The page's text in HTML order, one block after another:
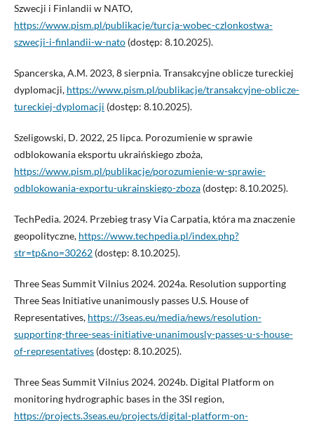
Szwecji i Finlandii w NATO,
https://www.pism.pl/publikacje/turcja-wobec-czlonkostwa-
szwecji-i-finlandii-w-nato(dostęp: 8.10.2025).
Spancerska, A.M. 2023, 8 sierpnia. Transakcyjne oblicze tureckiej
dyplomacji, https://www.pism.pl/publikacje/transakcyjne-oblicze-
tureckiej-dyplomacji (dostęp: 8.10.2025).
Szeligowski, D. 2022, 25 lipca. Porozumienie w sprawie
odblokowania eksportu ukraińskiego zboża,
https://www.pism.pl/publikacje/porozumienie-w-sprawie-
odblokowania-exportu-ukrainskiego-zboza(dostęp: 8.10.2025).
TechPedia. 2024. Przebieg trasy Via Carpatia, która ma znaczenie
geopolityczne, https://www.techpedia.pl/index.php?
str=tp&no=30262(dostęp: 8.10.2025).
Three Seas Summit Vilnius 2024. 2024a. Resolution supporting
Three Seas Initiative unanimously passes U.S. House of
Representatives, https://3seas.eu/media/news/resolution-
supporting-three-seas-initiative-unanimously-passes-u-s-house-
of-representatives(dostęp: 8.10.2025).
Three Seas Summit Vilnius 2024. 2024b. Digital Platform on
monitoring hydrographic bases in the 3SI region,
https://projects.3seas.eu/projects/digital-platform-on-